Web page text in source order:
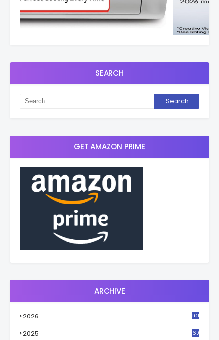
SEARCH
GET AMAZON PRIME
ARCHIVE
2026 101
2025 69